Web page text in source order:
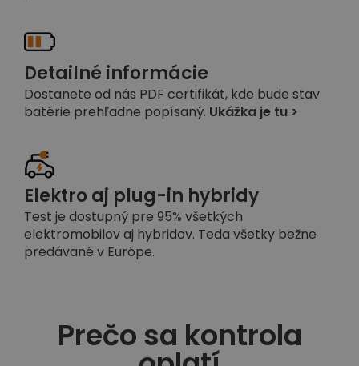
Detailné informácie
Dostanete od nás PDF certifikát, kde bude stav
batérie prehľadne popísaný. Ukážka je tu >
Elektro aj plug-in hybridy
Test je dostupný pre 95% všetkých
elektromobilov aj hybridov. Teda všetky bežne
predávané v Európe.
Prečo sa kontrola